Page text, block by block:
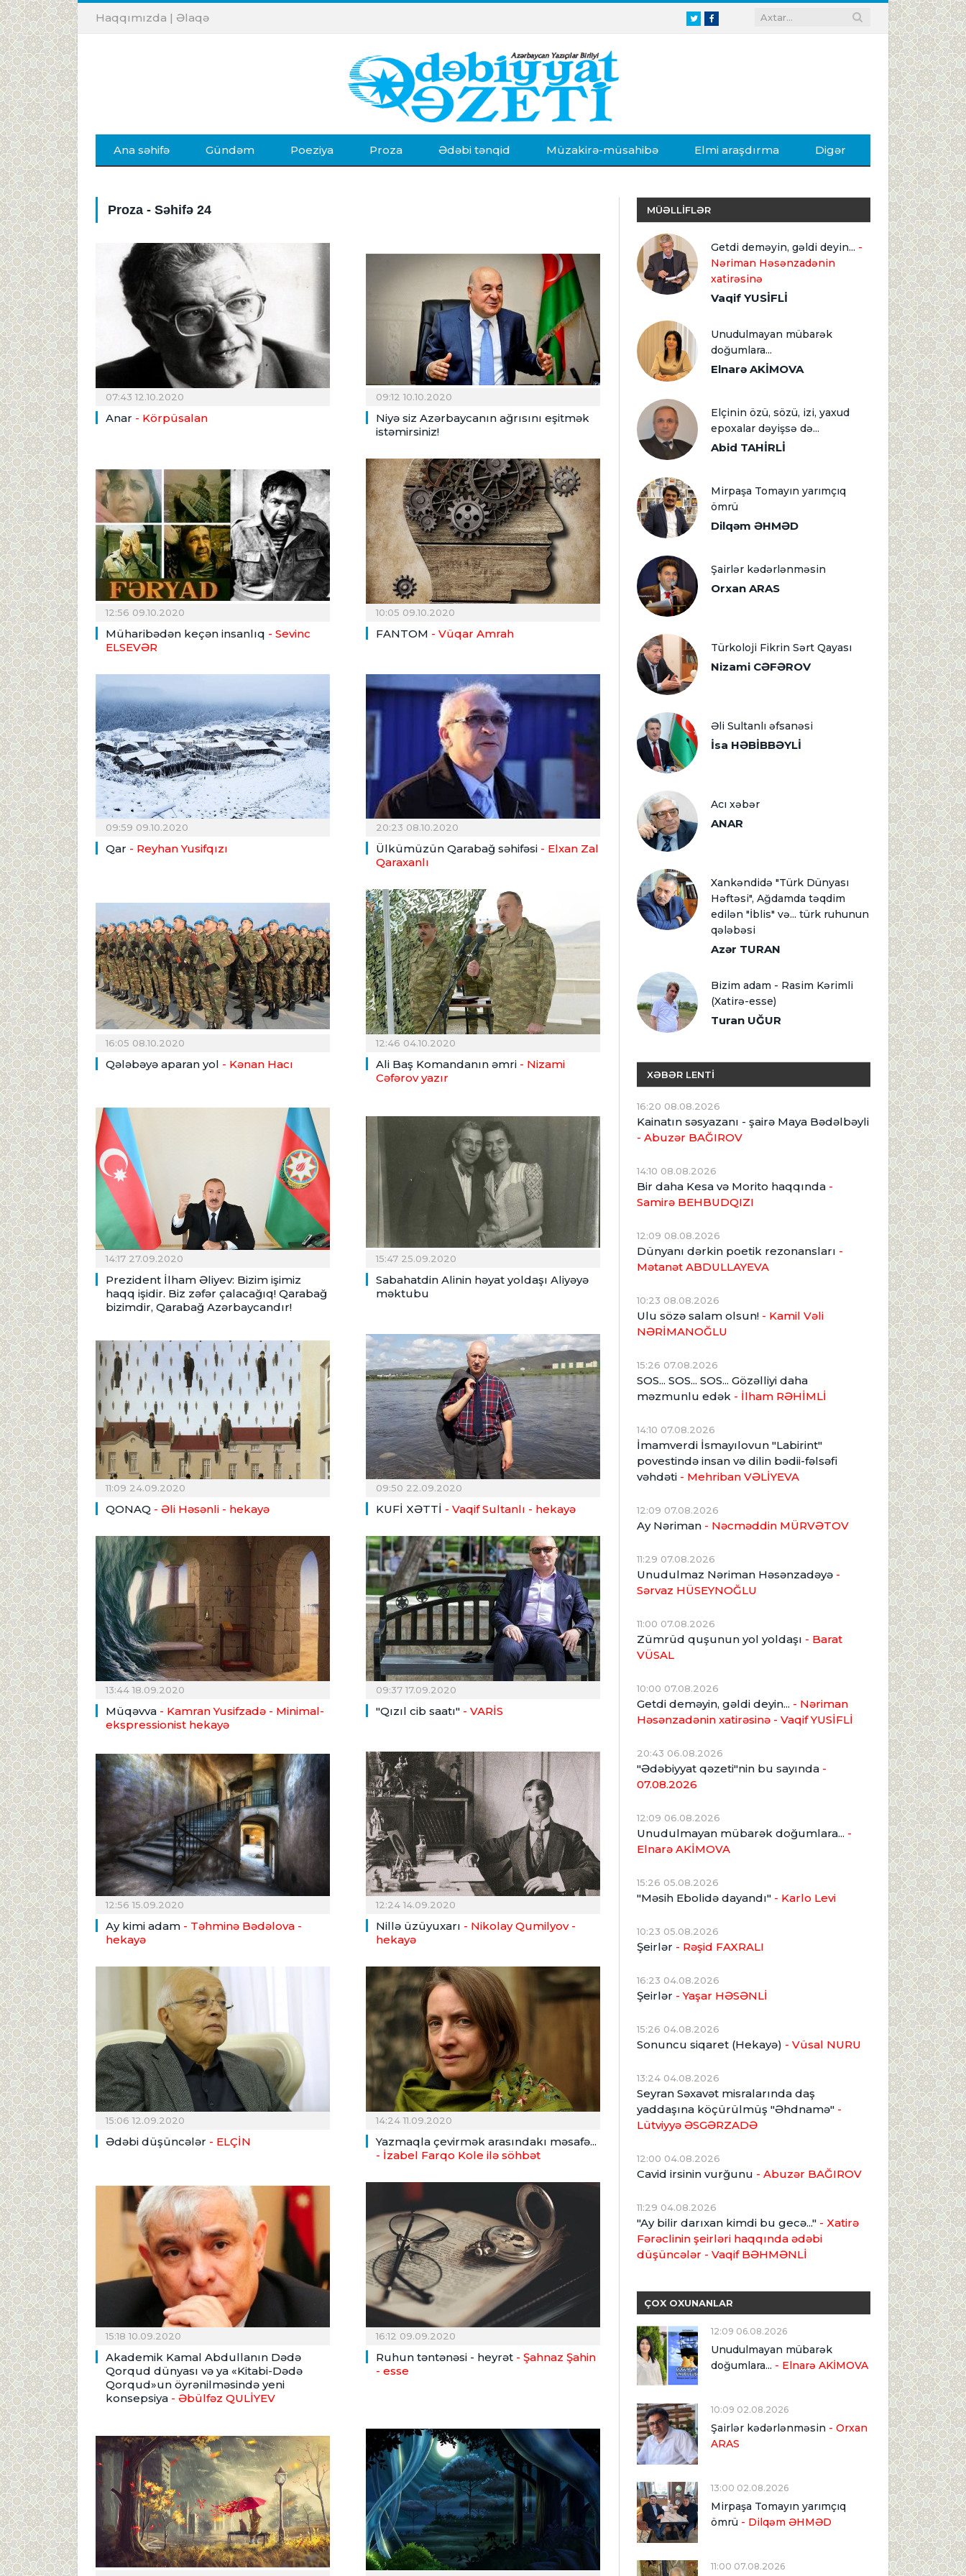
TwitterFacebook
Haqqımızda | Əlaqə
Ana səhifə Gündəm Poeziya Proza Ədəbi tənqid Müzakirə-müsahibə Elmi araşdırma Digər
Proza - Səhifə 24
07:43 12.10.2020
Anar - Körpüsalan
09:12 10.10.2020
Niyə siz Azərbaycanın ağrısını eşitmək
istəmirsiniz!
12:56 09.10.2020
Müharibədən keçən insanlıq - Sevinc
ELSEVƏR
10:05 09.10.2020
FANTOM - Vüqar Amrah
09:59 09.10.2020
Qar - Reyhan Yusifqızı
20:23 08.10.2020
Ülkümüzün Qarabağ səhifəsi - Elxan Zal
Qaraxanlı
16:05 08.10.2020
Qələbəyə aparan yol - Kənan Hacı
12:46 04.10.2020
Ali Baş Komandanın əmri - Nizami
Cəfərov yazır
14:17 27.09.2020
Prezident İlham Əliyev: Bizim işimiz
haqq işidir. Biz zəfər çalacağıq! Qarabağ
bizimdir, Qarabağ Azərbaycandır!
15:47 25.09.2020
Sabahatdin Alinin həyat yoldaşı Aliyəyə
məktubu
11:09 24.09.2020
QONAQ - Əli Həsənli - hekayə
09:50 22.09.2020
KUFİ XƏTTİ - Vaqif Sultanlı - hekayə
13:44 18.09.2020
Müqəvva - Kamran Yusifzadə - Minimal-
ekspressionist hekayə
09:37 17.09.2020
"Qızıl cib saatı" - VARİS
12:56 15.09.2020
Ay kimi adam - Təhminə Bədəlova -
hekayə
12:24 14.09.2020
Nillə üzüyuxarı - Nikolay Qumilyov -
hekayə
15:06 12.09.2020
Ədəbi düşüncələr - ELÇİN
14:24 11.09.2020
Yazmaqla çevirmək arasındakı məsafə...
- İzabel Farqo Kole ilə söhbət
15:18 10.09.2020
Akademik Kamal Abdullanın Dədə
Qorqud dünyası və ya «Kitabi-Dədə
Qorqud»un öyrənilməsində yeni
konsepsiya - Əbülfəz QULİYEV
16:12 09.09.2020
Ruhun təntənəsi - heyrət - Şahnaz Şahin
- esse
MÜƏLLİFLƏR
Getdi deməyin, gəldi deyin... -
Nəriman Həsənzadənin
xatirəsinə
Vaqif YUSİFLİ
Unudulmayan mübarək
doğumlara...
Elnarə AKİMOVA
Elçinin özü, sözü, izi, yaxud
epoxalar dəyişsə də...
Abid TAHİRLİ
Mirpaşa Tomayın yarımçıq
ömrü
Dilqəm ƏHMƏD
Şairlər kədərlənməsin
Orxan ARAS
Türkoloji Fikrin Sərt Qayası
Nizami CƏFƏROV
Əli Sultanlı əfsanəsi
İsa HƏBİBBƏYLİ
Acı xəbər
ANAR
Xankəndidə "Türk Dünyası
Həftəsi", Ağdamda təqdim
edilən "İblis" və... türk ruhunun
qələbəsi
Azər TURAN
Bizim adam - Rasim Kərimli
(Xatirə-esse)
Turan UĞUR
XƏBƏR LENTİ
16:20 08.08.2026
Kainatın səsyazanı - şairə Maya Bədəlbəyli
- Abuzər BAĞIROV
14:10 08.08.2026
Bir daha Kesa və Morito haqqında -
Samirə BEHBUDQIZI
12:09 08.08.2026
Dünyanı dərkin poetik rezonansları -
Mətanət ABDULLAYEVA
10:23 08.08.2026
Ulu sözə salam olsun! - Kamil Vəli
NƏRİMANOĞLU
15:26 07.08.2026
SOS... SOS... SOS... Gözəlliyi daha
məzmunlu edək - İlham RƏHİMLİ
14:10 07.08.2026
İmamverdi İsmayılovun "Labirint"
povestində insan və dilin bədii-fəlsəfi
vəhdəti - Mehriban VƏLİYEVA
12:09 07.08.2026
Ay Nəriman - Nəcməddin MÜRVƏTOV
11:29 07.08.2026
Unudulmaz Nəriman Həsənzadəyə -
Sərvaz HÜSEYNOĞLU
11:00 07.08.2026
Zümrüd quşunun yol yoldaşı - Barat
VÜSAL
10:00 07.08.2026
Getdi deməyin, gəldi deyin... - Nəriman
Həsənzadənin xatirəsinə - Vaqif YUSİFLİ
20:43 06.08.2026
"Ədəbiyyat qəzeti"nin bu sayında -
07.08.2026
12:09 06.08.2026
Unudulmayan mübarək doğumlara... -
Elnarə AKİMOVA
15:26 05.08.2026
"Məsih Ebolidə dayandı" - Karlo Levi
10:23 05.08.2026
Şeirlər - Rəşid FAXRALI
16:23 04.08.2026
Şeirlər - Yaşar HƏSƏNLİ
15:26 04.08.2026
Sonuncu siqaret (Hekayə) - Vüsal NURU
13:24 04.08.2026
Seyran Səxavət misralarında daş
yaddaşına köçürülmüş "Əhdnamə" -
Lütviyyə ƏSGƏRZADƏ
12:00 04.08.2026
Cavid irsinin vurğunu - Abuzər BAĞIROV
11:29 04.08.2026
"Ay bilir darıxan kimdi bu gecə..." - Xatirə
Fərəclinin şeirləri haqqında ədəbi
düşüncələr - Vaqif BƏHMƏNLİ
ÇOX OXUNANLAR
12:09 06.08.2026
Unudulmayan mübarək
doğumlara... - Elnarə AKİMOVA
10:09 02.08.2026
Şairlər kədərlənməsin - Orxan
ARAS
13:00 02.08.2026
Mirpaşa Tomayın yarımçıq
ömrü - Dilqəm ƏHMƏD
11:00 07.08.2026